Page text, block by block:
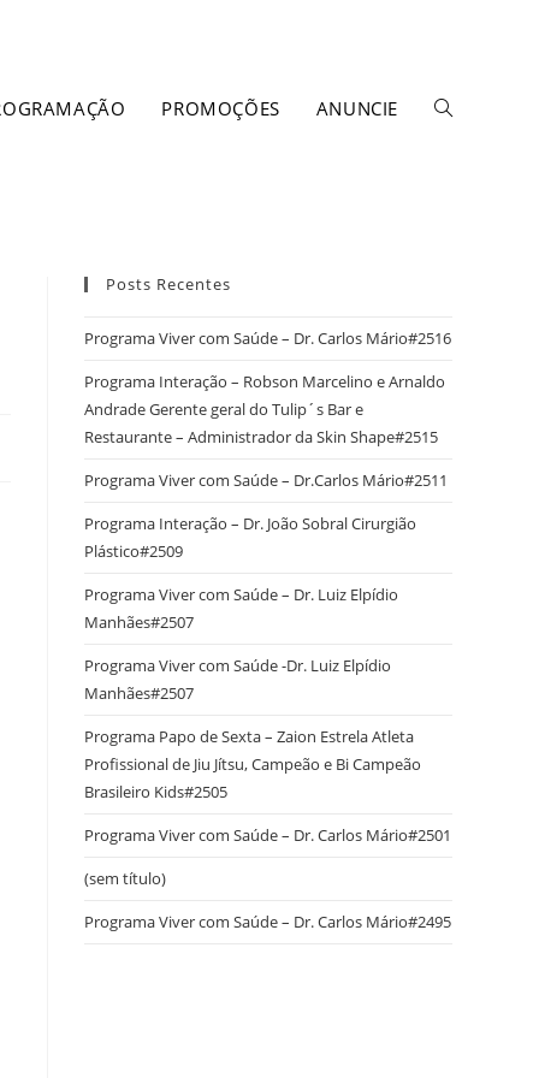
PROMOÇÕES ANUNCIE
Posts Recentes
Programa Viver com Saúde – Dr. Carlos Mário#2516
Programa Interação – Robson Marcelino e Arnaldo
Andrade Gerente geral do Tulip´s Bar e
Restaurante – Administrador da Skin Shape#2515
Programa Viver com Saúde – Dr.Carlos Mário#2511
Programa Interação – Dr. João Sobral Cirurgião
Plástico#2509
Programa Viver com Saúde – Dr. Luiz Elpídio
Manhães#2507
Programa Viver com Saúde -Dr. Luiz Elpídio
Manhães#2507
Programa Papo de Sexta – Zaion Estrela Atleta
Profissional de Jiu Jítsu, Campeão e Bi Campeão
Brasileiro Kids#2505
Programa Viver com Saúde – Dr. Carlos Mário#2501
(sem título)
Programa Viver com Saúde – Dr. Carlos Mário#2495